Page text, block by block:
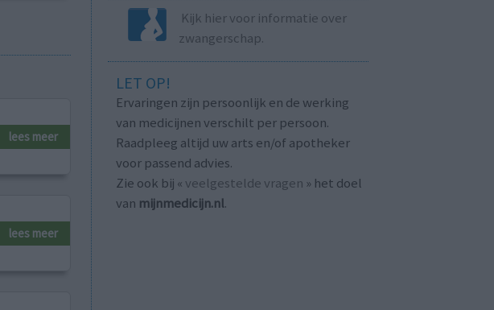
lees meer
lees meer
Kijk hier voor informatie over
zwangerschap.
LET OP!
Ervaringen zijn persoonlijk en de werking
van medicijnen verschilt per persoon.
Raadpleeg altijd uw arts en/of apotheker
voor passend advies.
Zie ook bij « veelgestelde vragen » het doel
van mijnmedicijn.nl.